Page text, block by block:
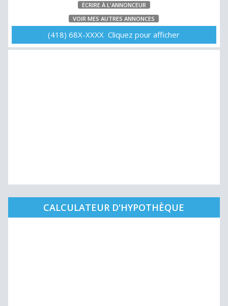
ÉCRIRE À L'ANNONCEUR
VOIR MES AUTRES ANNONCES
(418) 68X-XXXX Cliquez pour afficher
CALCULATEUR D'HYPOTHÈQUE